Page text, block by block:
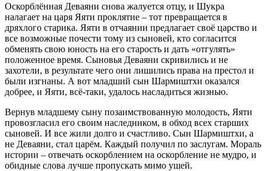
Оскорблённая Деваяни снова жалуется отцу, и Шукра
налагает на царя Яяти проклятие – тот превращается в
дряхлого старика. Яяти в отчаянии предлагает своё царство и
все возможные почести тому из сыновей, кто согласится
обменять свою юность на его старость и дать «отгулять»
положенное время. Сыновья Деваяни скривились и не
захотели, в результате чего они лишились права на престол и
были изгнаны. А вот младший сын Шармиштхи оказался
добрее, и Яяти, всё-таки, удалось насладиться жизнью.
Вернув младшему сыну позаимствованную молодость, Яяти
провозгласил его своим наследником, в обход всех старших
сыновей. И все жили долго и счастливо. Сын Шармиштхи, а
не Деваяни, стал царём. Каждый получил по заслугам. Мораль
истории – отвечать оскорблением на оскорбление не мудро, и
обидные слова лучше пропускать мимо ушей.